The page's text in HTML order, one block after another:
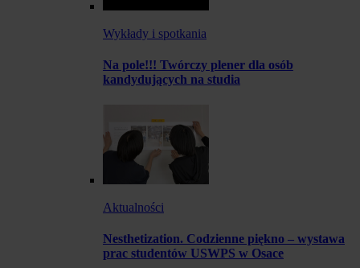
Wykłady i spotkania
Na pole!!! Twórczy plener dla osób
kandydujących na studia
Aktualności
Nesthetization. Codzienne piękno – wystawa
prac studentów USWPS w Osace